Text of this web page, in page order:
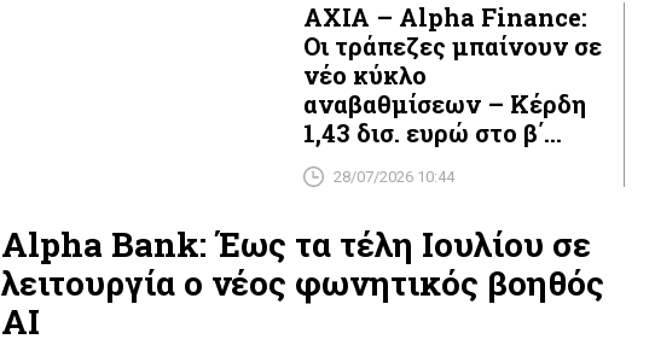
AXIA – Alpha Finance:
Οι τράπεζες μπαίνουν σε
νέο κύκλο
αναβαθμίσεων – Κέρδη
1,43 δισ. ευρώ στο β΄
τρίμηνο
28/07/2026 10:44
Alpha Bank: Έως τα τέλη Ιουλίου σε
λειτουργία ο νέος φωνητικός βοηθός
AI